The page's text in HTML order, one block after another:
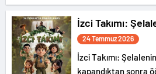
ürpertici
İzci Takımı:
24 Temmuz 2026
İzci Takımı:
kapandıktan sonra